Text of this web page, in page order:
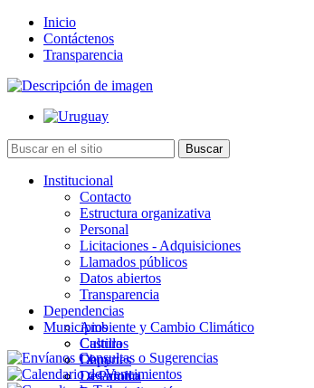
Inicio
Contáctenos
Transparencia
Institucional
Contacto
Estructura organizativa
Personal
Licitaciones - Adquisiciones
Llamados públicos
Datos abiertos
Transparencia
Dependencias
Ambiente y Cambio Climático
Cultura
Deportes
Desarrollo
Municipios
Castillos
Chuy
La Paloma